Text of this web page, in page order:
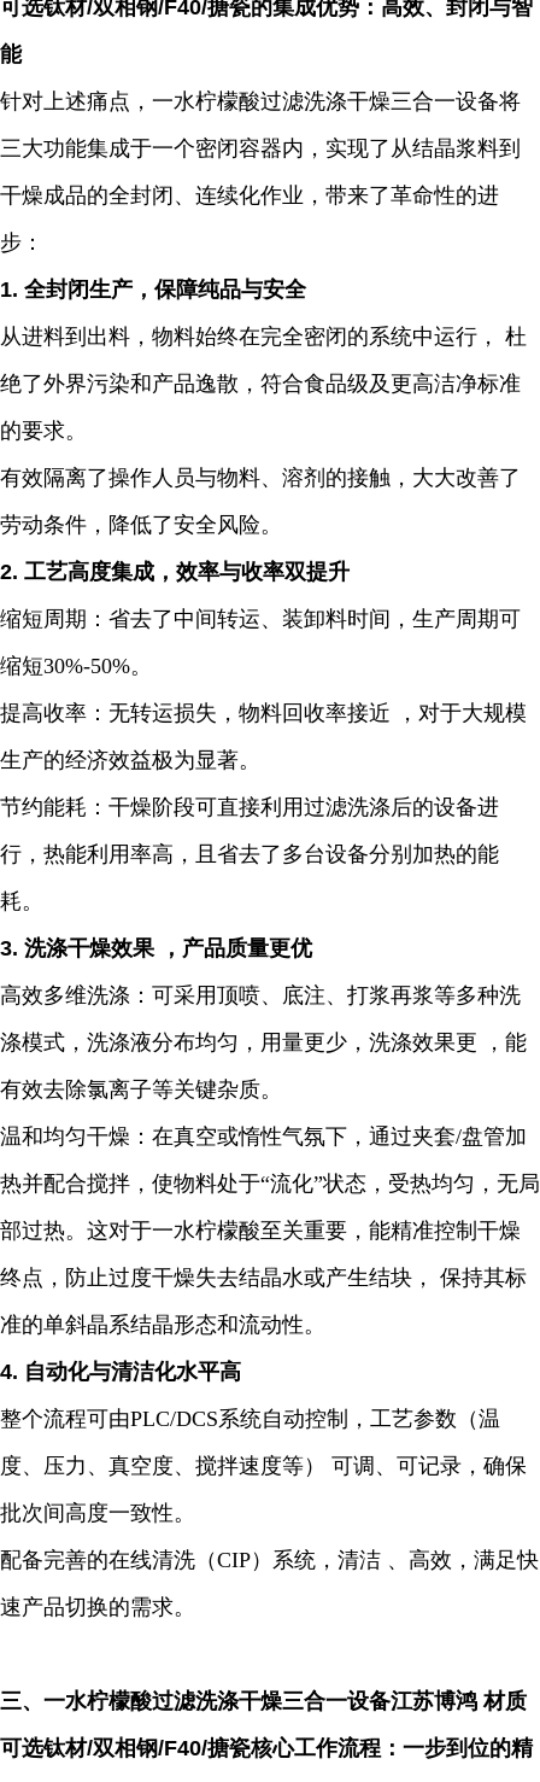
可选钛材/双相钢/F40/搪瓷的集成优势：高效、封闭与智
能
针对上述痛点，一水柠檬酸过滤洗涤干燥三合一设备将
三大功能集成于一个密闭容器内，实现了从结晶浆料到
干燥成品的全封闭、连续化作业，带来了革命性的进
步：
1. 全封闭生产，保障纯品与安全
从进料到出料，物料始终在完全密闭的系统中运行， 杜
绝了外界污染和产品逸散，符合食品级及更高洁净标准
的要求。
有效隔离了操作人员与物料、溶剂的接触，大大改善了
劳动条件，降低了安全风险。
2. 工艺高度集成，效率与收率双提升
缩短周期：省去了中间转运、装卸料时间，生产周期可
缩短30%-50%。
提高收率：无转运损失，物料回收率接近 ，对于大规模
生产的经济效益极为显著。
节约能耗：干燥阶段可直接利用过滤洗涤后的设备进
行，热能利用率高，且省去了多台设备分别加热的能
耗。
3. 洗涤干燥效果 ，产品质量更优
高效多维洗涤：可采用顶喷、底注、打浆再浆等多种洗
涤模式，洗涤液分布均匀，用量更少，洗涤效果更 ，能
有效去除氯离子等关键杂质。
温和均匀干燥：在真空或惰性气氛下，通过夹套/盘管加
热并配合搅拌，使物料处于“流化”状态，受热均匀，无局
部过热。这对于一水柠檬酸至关重要，能精准控制干燥
终点，防止过度干燥失去结晶水或产生结块， 保持其标
准的单斜晶系结晶形态和流动性。
4. 自动化与清洁化水平高
整个流程可由PLC/DCS系统自动控制，工艺参数（温
度、压力、真空度、搅拌速度等） 可调、可记录，确保
批次间高度一致性。
配备完善的在线清洗（CIP）系统，清洁 、高效，满足快
速产品切换的需求。
三、一水柠檬酸过滤洗涤干燥三合一设备江苏博鸿 材质
可选钛材/双相钢/F40/搪瓷核心工作流程：一步到位的精